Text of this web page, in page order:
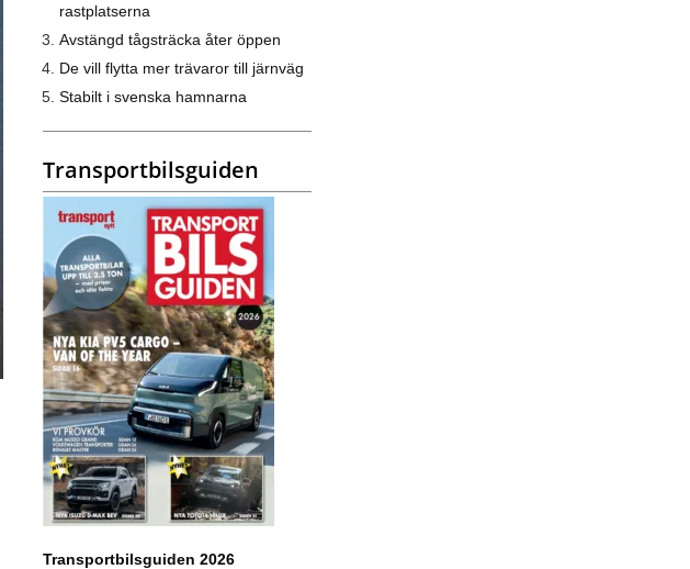
rastplatserna
Avstängd tågsträcka åter öppen
De vill flytta mer trävaror till järnväg
Stabilt i svenska hamnarna
Transportbilsguiden
Transportbilsguiden 2026